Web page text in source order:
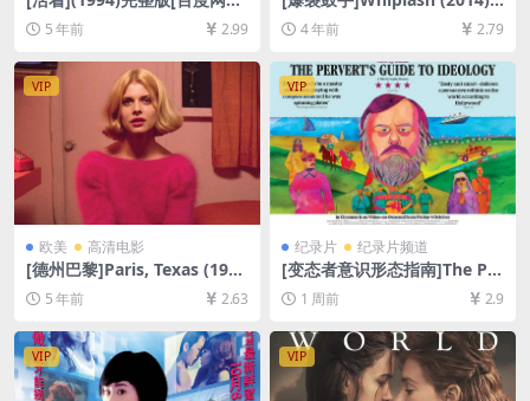
+夸克网盘+迅雷云盘资源1080
P超清未删减][网盘在线播放/
5 年前 2.99
[百度网盘+迅雷云盘资源1080
P超清未删减][MP4/6.9GB][中
4 年前 2.79
VIP
欧美 高清电影
[德州巴黎]Paris, Texas (198
4)[百度网盘+迅雷云盘资源10
80P超清未删减][MP4/8.2GB]
[英语中字]
5 年前 2.63
VIP
纪录片 纪录片频道
[变态者意识形态指南]The Per
vert’s Guide to Ideology (2
013)[百度网盘+夸克网盘1080
P超清未删减资源][网盘在线播
放/下载][MP4/9GB][中英字
幕]
1 周前 2.9
VIP VIP